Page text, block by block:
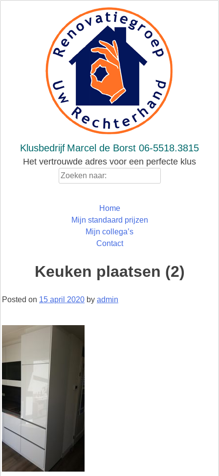
Klusbedrijf Marcel de Borst 06-5518.3815
Het vertrouwde adres voor een perfecte klus
Home
Mijn standaard prijzen
Mijn collega’s
Contact
Keuken plaatsen (2)
Posted on 15 april 2020 by admin